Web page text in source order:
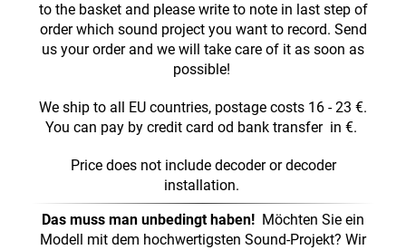
to the basket and please write to note in last step of
order which sound project you want to record. Send
us your order and we will take care of it as soon as
possible!
We ship to all EU countries, postage costs 16 - 23 €.
You can pay by credit card od bank transfer in €.
Price does not include decoder or decoder
installation.
Das muss man unbedingt haben! Möchten Sie ein
Modell mit dem hochwertigsten Sound-Projekt? Wir